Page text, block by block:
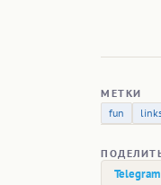
МЕТКИ
fun
Telegram